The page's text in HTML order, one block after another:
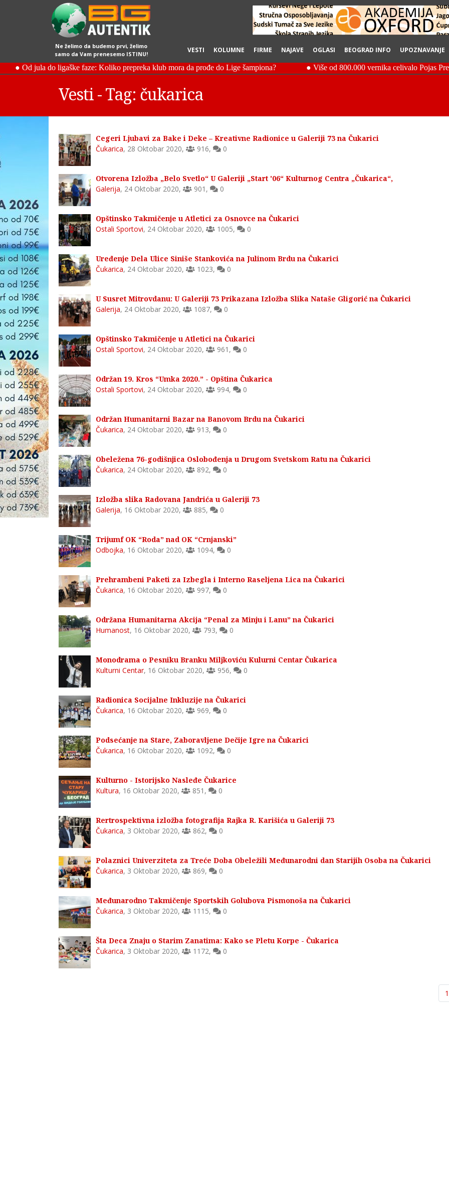
Ne želimo da budemo prvi, želimo
samo da Vam prenesemo ISTINU!
VESTI KOLUMNE FIRME NAJAVE OGLASI BEOGRAD INFO UPOZNAVANJE
Vesti - Tag: čukarica
Cegeri Ljubavi za Bake i Deke – Kreativne Radionice u Galeriji 73 na Čukarici
Čukarica, 28 Oktobar 2020, 916, 0
Otvorena Izložba „Belo Svetlo“ U Galeriji „Start '06“ Kulturnog Centra „Čukarica“,
Galerija, 24 Oktobar 2020, 901 , 0
Opštinsko Takmičenje u Atletici za Osnovce na Čukarici
Ostali Sportovi, 24 Oktobar 2020, 1005, 0
Uređenje Dela Ulice Siniše Stankovića na Julinom Brdu na Čukarici
Čukarica, 24 Oktobar 2020, 1023, 0
U Susret Mitrovdanu: U Galeriji 73 Prikazana Izložba Slika Nataše Gligorić na Čukarici
Galerija, 24 Oktobar 2020, 1087, 0
Opštinsko Takmičenje u Atletici na Čukarici
Ostali Sportovi, 24 Oktobar 2020, 961 , 0
Održan 19. Kros “Umka 2020.” - Opština Čukarica
Ostali Sportovi, 24 Oktobar 2020, 994, 0
Održan Humanitarni Bazar na Banovom Brdu na Čukarici
Čukarica, 24 Oktobar 2020, 913, 0
Obeležena 76-godišnjica Oslobođenja u Drugom Svetskom Ratu na Čukarici
Čukarica, 24 Oktobar 2020, 892, 0
Izložba slika Radovana Jandrića u Galeriji 73
Galerija, 16 Oktobar 2020, 885, 0
Trijumf OK “Roda” nad OK “Crnjanski”
Odbojka, 16 Oktobar 2020, 1094, 0
Prehrambeni Paketi za Izbegla i Interno Raseljena Lica na Čukarici
Čukarica, 16 Oktobar 2020, 997, 0
Održana Humanitarna Akcija “Penal za Minju i Lanu” na Čukarici
Humanost, 16 Oktobar 2020, 793, 0
Monodrama o Pesniku Branku Miljkoviću Kulurni Centar Čukarica
Kulturni Centar, 16 Oktobar 2020, 956, 0
Radionica Socijalne Inkluzije na Čukarici
Čukarica, 16 Oktobar 2020, 969, 0
Podsećanje na Stare, Zaboravljene Dečije Igre na Čukarici
Čukarica, 16 Oktobar 2020, 1092, 0
Kulturno - Istorijsko Nasleđe Čukarice
Kultura, 16 Oktobar 2020, 851 , 0
Rertrospektivna izložba fotografija Rajka R. Karišića u Galeriji 73
Čukarica, 3 Oktobar 2020, 862, 0
Polaznici Univerziteta za Treće Doba Obeležili Međunarodni dan Starijih Osoba na Čukarici
Čukarica, 3 Oktobar 2020, 869, 0
Međunarodno Takmičenje Sportskih Golubova Pismonoša na Čukarici
Čukarica, 3 Oktobar 2020, 1115, 0
Šta Deca Znaju o Starim Zanatima: Kako se Pletu Korpe - Čukarica
Čukarica, 3 Oktobar 2020, 1172, 0
1